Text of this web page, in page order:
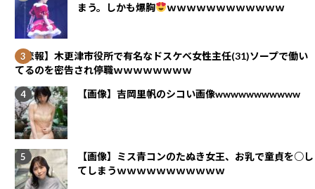
まう。しかも爆胸
ｗｗｗｗｗｗｗｗｗｗｗｗ
【悲報】木更津市役所で有名なドスケベ女性主任(31)ソープで働い
てるのを密告され停職ｗｗｗｗｗｗｗｗ
【画像】吉岡里帆のシコい画像wwwwwwwwwww
【画像】ミス青コンのたぬき女王、お乳で童貞を○し
てしまうｗｗｗｗｗｗｗｗｗｗｗ